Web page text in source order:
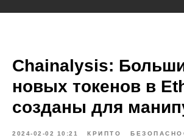
Chainalysis:
новых токенов в
созданы для
2024-02-02 10:21 КРИПТО